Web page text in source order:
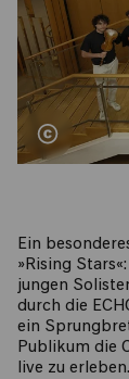
Ein
»Rising
jungen
durch die
ein
Publikum die
live zu